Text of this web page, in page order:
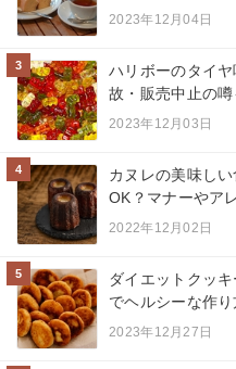
2023年12月04日
3
ハリボーのタイ
故・販売中止の噂
2023年12月03日
4
カヌレの美味し
OK？マナーやア
2022年12月02日
5
ダイエットクッ
でヘルシーな作り
2023年12月27日